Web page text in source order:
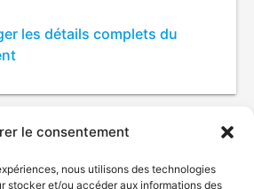
le consentement
nous utilisons des technologies
stocker et/ou accéder aux informations des
les détails complets du